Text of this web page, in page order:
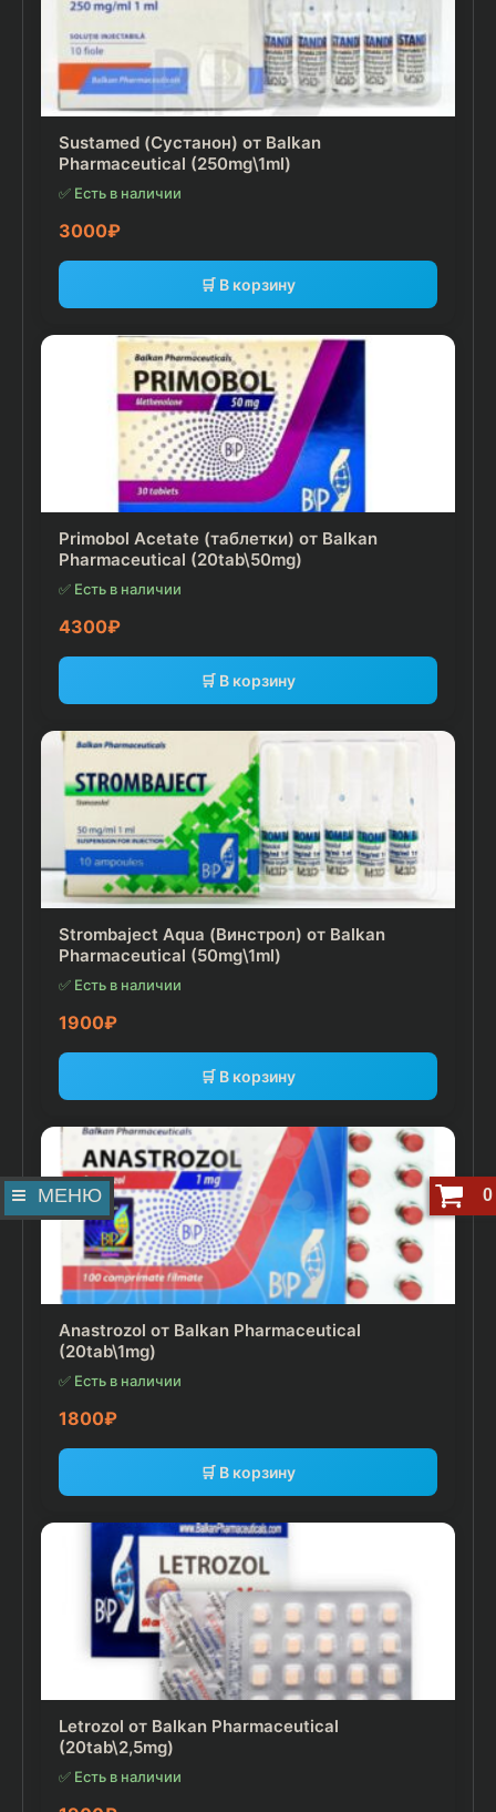
МЕНЮ
Sustamed (Сустанон) от Balkan
Pharmaceutical (250mg\1ml)
✅ Есть в наличии
3000₽
🛒 В корзину
Primobol Acetate (таблетки) от Balkan
Pharmaceutical (20tab\50mg)
✅ Есть в наличии
4300₽
🛒 В корзину
Strombaject Aqua (Винстрол) от Balkan
Pharmaceutical (50mg\1ml)
✅ Есть в наличии
1900₽
🛒 В корзину
Anastrozol от Balkan Pharmaceutical
(20tab\1mg)
✅ Есть в наличии
1800₽
🛒 В корзину
Letrozol от Balkan Pharmaceutical
(20tab\2,5mg)
✅ Есть в наличии
0